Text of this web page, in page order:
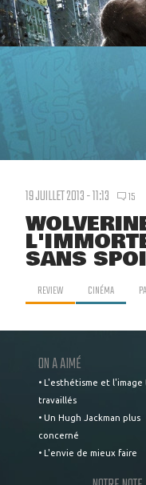
19 JUILLET 2013 - 11:13 15
SANS
REVIEW CINÉMA
ON A AIMÉ
• L'esthétisme et l'image
travaillés
• Un Hugh Jackman plus
concerné
• L'envie de mieux faire